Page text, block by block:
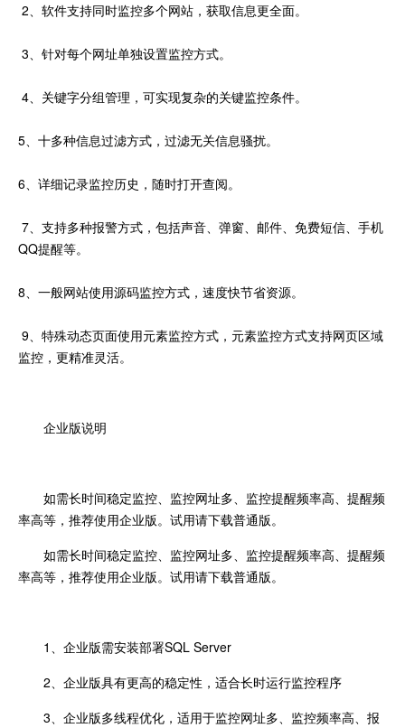
2、软件支持同时监控多个网站，获取信息更全面。
3、针对每个网址单独设置监控方式。
4、关键字分组管理，可实现复杂的关键监控条件。
5、十多种信息过滤方式，过滤无关信息骚扰。
6、详细记录监控历史，随时打开查阅。
7、支持多种报警方式，包括声音、弹窗、邮件、免费短信、手机
QQ提醒等。
8、一般网站使用源码监控方式，速度快节省资源。
9、特殊动态页面使用元素监控方式，元素监控方式支持网页区域
监控，更精准灵活。
企业版说明
如需长时间稳定监控、监控网址多、监控提醒频率高、提醒频
率高等，推荐使用企业版。试用请下载普通版。
如需长时间稳定监控、监控网址多、监控提醒频率高、提醒频
率高等，推荐使用企业版。试用请下载普通版。
1、企业版需安装部署SQL Server
2、企业版具有更高的稳定性，适合长时运行监控程序
3、企业版多线程优化，适用于监控网址多、监控频率高、报